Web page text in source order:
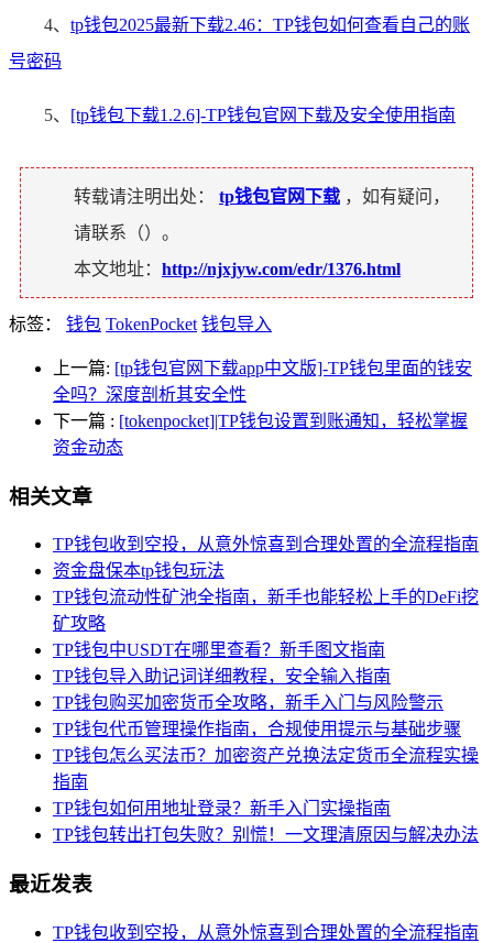
4、 tp钱包2025最新下载2.46：TP钱包如何查看自己的账
号密码
5、 [tp钱包下载1.2.6]-TP钱包官网下载及安全使用指南
转载请注明出处： tp钱包官网下载 ，如有疑问，
请联系（）。
本文地址： http://njxjyw.com/edr/1376.html
标签： 钱包 TokenPocket 钱包导入
上一篇: [tp钱包官网下载app中文版]-TP钱包里面的钱安
全吗？深度剖析其安全性
下一篇 : [tokenpocket]|TP钱包设置到账通知，轻松掌握
资金动态
相关文章
TP钱包收到空投，从意外惊喜到合理处置的全流程指南
资金盘保本tp钱包玩法
TP钱包流动性矿池全指南，新手也能轻松上手的DeFi挖
矿攻略
TP钱包中USDT在哪里查看？新手图文指南
TP钱包导入助记词详细教程，安全输入指南
TP钱包购买加密货币全攻略，新手入门与风险警示
TP钱包代币管理操作指南，合规使用提示与基础步骤
TP钱包怎么买法币？加密资产兑换法定货币全流程实操
指南
TP钱包如何用地址登录？新手入门实操指南
TP钱包转出打包失败？别慌！一文理清原因与解决办法
最近发表
TP钱包收到空投，从意外惊喜到合理处置的全流程指南